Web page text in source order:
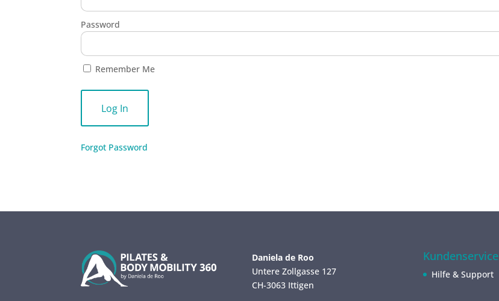
Password
Remember Me
Forgot Password
Daniela de Roo
Untere Zollgasse 127
CH-3063 Ittigen
Kundenservice
Hilfe & Support